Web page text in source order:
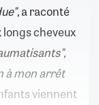
, a raconté
cheveux
à mon arrêt
viennent